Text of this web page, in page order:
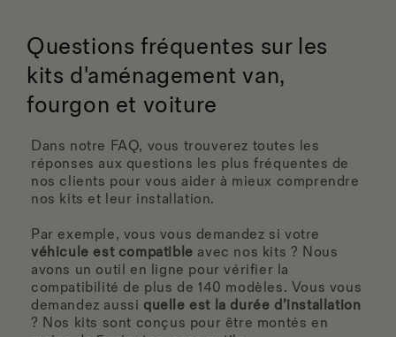
Questions fréquentes sur les
kits d'aménagement van,
fourgon et voiture
Dans notre FAQ, vous trouverez toutes les
réponses aux questions les plus fréquentes de
nos clients pour vous aider à mieux comprendre
nos kits et leur installation.
Par exemple, vous vous demandez si votre
véhicule est compatible avec nos kits ? Nous
avons un outil en ligne pour vérifier la
compatibilité de plus de 140 modèles. Vous vous
demandez aussi quelle est la durée d’installation
? Nos kits sont conçus pour être montés en